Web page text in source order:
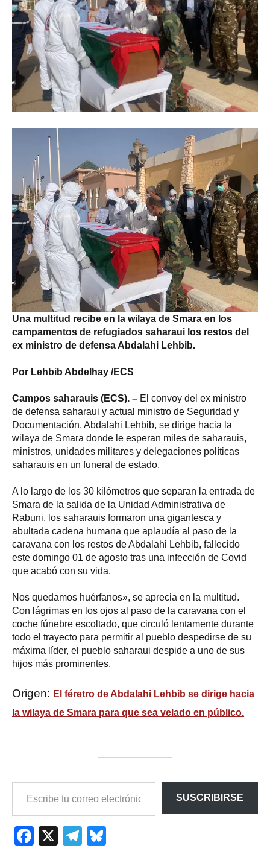
Una multitud recibe en la wilaya de Smara en los
campamentos de refugiados saharaui los restos del
ex ministro de defensa Abdalahi Lehbib.
Por Lehbib Abdelhay /ECS
Campos saharauis (ECS). – El convoy del ex ministro
de defensa saharaui y actual ministro de Seguridad y
Documentación, Abdalahi Lehbib, se dirige hacia la
wilaya de Smara donde le esperan miles de saharauis,
ministros, unidades militares y delegaciones políticas
saharauis en un funeral de estado.
A lo largo de los 30 kilómetros que separan la entrada de
Smara de la salida de la Unidad Administrativa de
Rabuni, los saharauis formaron una gigantesca y
abultada cadena humana que aplaudía al paso de la
caravana con los restos de Abdalahi Lehbib, fallecido
este domingo 01 de agosto tras una infección de Covid
que acabó con su vida.
Nos quedamos huérfanos», se aprecia en la multitud.
Con lágrimas en los ojos al paso de la caravana con el
coche fúnebre escoltado, que circuló lentamente durante
todo el trayecto para permitir al pueblo despedirse de su
máxima líder, el pueblo saharaui despide a uno de sus
hijos más prominentes.
Origen: El féretro de Abdalahi Lehbib se dirige hacia
la wilaya de Smara para que sea velado en público.
SUSCRIBIRSE
Facebook
X Telegram